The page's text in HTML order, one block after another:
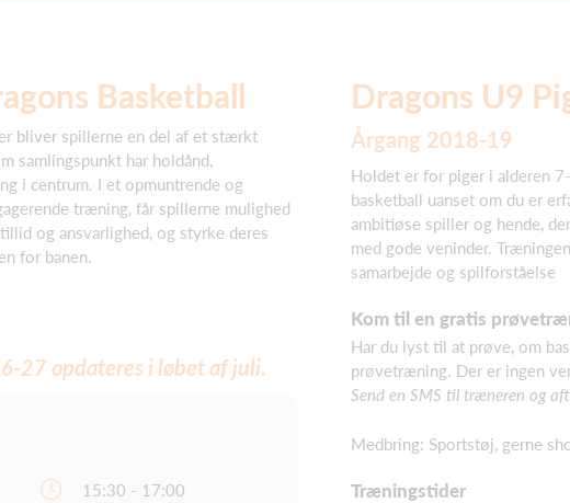
Basketball
bliver spillerne en del af et stærkt
samlingspunkt har holdånd,
i centrum. I et opmuntrende og
træning, får spillerne mulighed
og ansvarlighed, og styrke deres
for banen.
27 opdateres i løbet af juli.
15:30 - 17:00
Dragons U9
Årgang 2018-19
Holdet er for piger i alderen
basketball uanset om du er
ambitiøse spiller og hende,
med gode veninder.
samarbejde og spilforståelse
Kom til en gratis
Har du lyst til at prøve, om
prøvetræning. Der er ingen
Send en SMS til træneren og
Medbring: Sportstøj, gerne
Træningstider